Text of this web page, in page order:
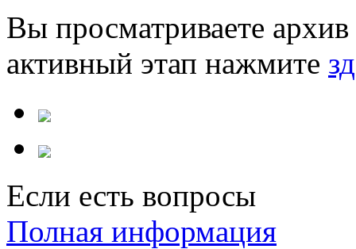
Вы просматриваете
активный этап нажмите
Если есть вопросы
Полная информация